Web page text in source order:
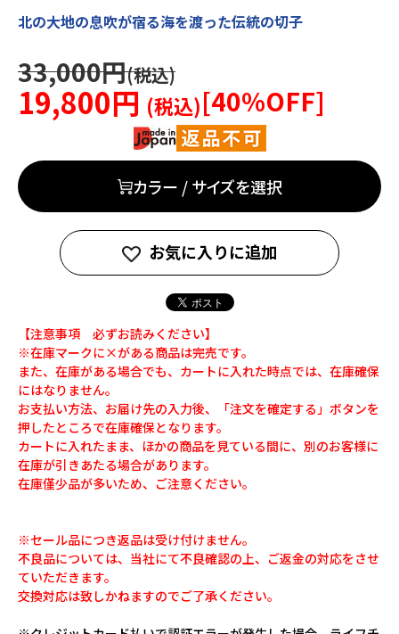
北の大地の息吹が宿る海を渡った伝統の切子
33,000円
19,800円 [40%OFF]
カラー / サイズを選択
お気に入りに追加
【注意事項 必ずお読みください】
※在庫マークに×がある商品は完売です。
また、在庫がある場合でも、カートに入れた時点では、在庫確保
にはなりません。
お支払い方法、お届け先の入力後、「注文を確定する」ボタンを
押したところで在庫確保となります。
カートに入れたまま、ほかの商品を見ている間に、別のお客様に
在庫が引きあたる場合があります。
在庫僅少品が多いため、ご注意ください。
※セール品につき返品は受け付けません。
不良品については、当社にて不良確認の上、ご返金の対応をさせ
ていただきます。
交換対応は致しかねますのでご了承ください。